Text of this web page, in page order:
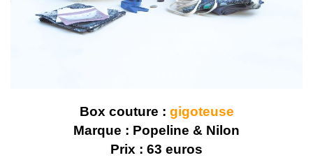
Box couture : gigoteuse
Marque : Popeline & Nilon
Prix : 63 euros